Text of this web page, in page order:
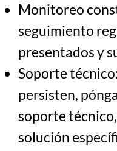
Monitoreo
seguimiento
presentados y
Soporte
persisten,
soporte
solución